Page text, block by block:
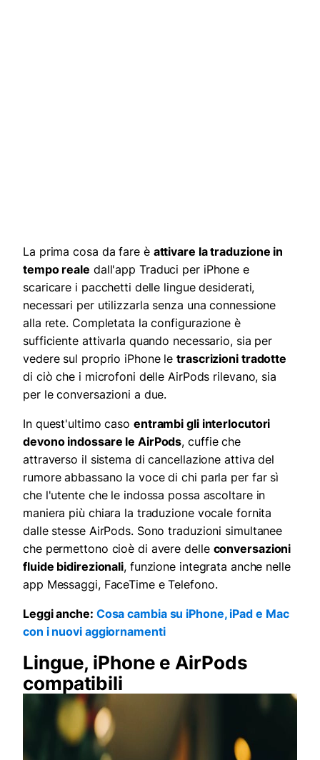
La prima cosa da fare è attivare la traduzione in
tempo reale dall'app Traduci per iPhone e
scaricare i pacchetti delle lingue desiderati,
necessari per utilizzarla senza una connessione
alla rete. Completata la configurazione è
sufficiente attivarla quando necessario, sia per
vedere sul proprio iPhone letrascrizioni tradotte
di ciò che i microfoni delle AirPods rilevano, sia
per le conversazioni a due.
In quest'ultimo caso entrambi gli interlocutori
devono indossare le AirPods, cuffie che
attraverso il sistema di cancellazione attiva del
rumore abbassano la voce di chi parla per far sì
che l'utente che le indossa possa ascoltare in
maniera più chiara la traduzione vocale fornita
dalle stesse AirPods. Sono traduzioni simultanee
che permettono cioè di avere delle conversazioni
fluide bidirezionali, funzione integrata anche nelle
app Messaggi, FaceTime e Telefono.
Leggi anche: Cosa cambia su iPhone, iPad e Mac
con i nuovi aggiornamenti
Lingue, iPhone e AirPods
compatibili